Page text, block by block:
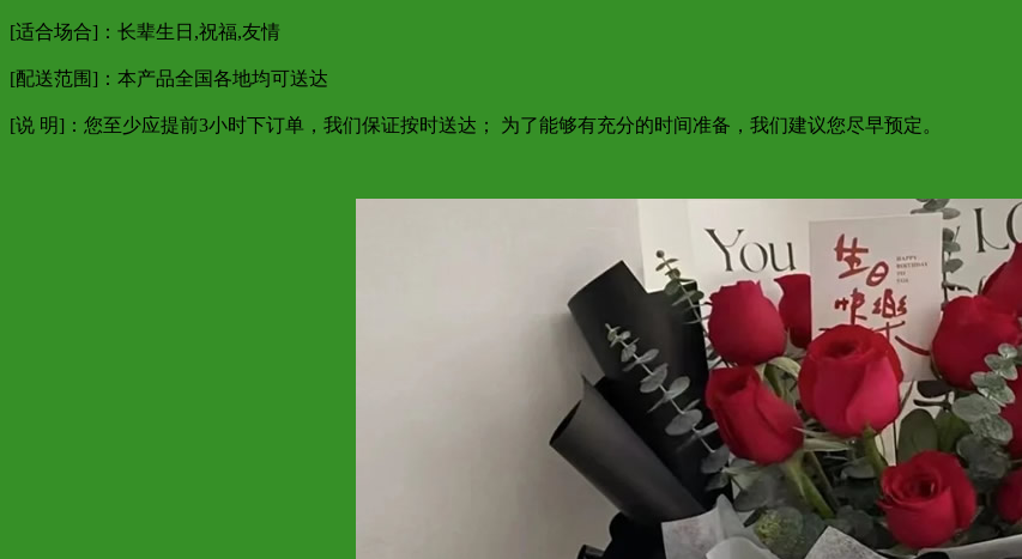
[适合场合]：长辈生日,祝福,友情
[配送范围]：本产品全国各地均可送达
[说 明]：您至少应提前3小时下订单，我们保证按时送达； 为了能够有充分的时间准备，我们建议您尽早预定。